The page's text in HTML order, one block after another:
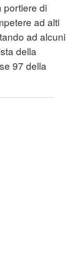
portiere di
ad alti
ad alcuni
della
97 della